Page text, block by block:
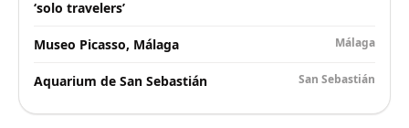
‘solo travelers’
Museo Picasso, Málaga Málaga
Aquarium de San Sebastián San Sebastián